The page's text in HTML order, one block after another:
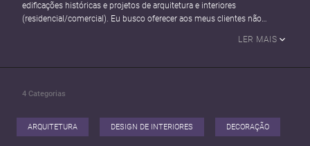
edificações históricas e projetos de arquitetura e interiores
(residencial/comercial). Eu busco oferecer aos meus clientes não
através do meu conhecimento técnico e criatividade aplicados aos
LER MAIS
4 Categorias
ARQUITETURA DESIGN DE INTERIORES DECORAÇÃO